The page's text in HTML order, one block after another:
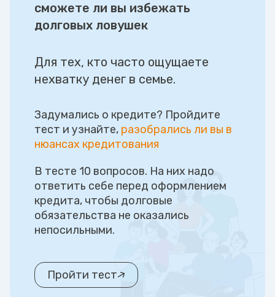
сможете ли вы избежать
долговых ловушек
Для тех, кто часто ощущаете
нехватку денег в семье.
Задумались о кредите? Пройдите
тест и узнайте, разобрались ли вы в
нюансах кредитования
В тесте 10 вопросов. На них надо
ответить себе перед оформлением
кредита, чтобы долговые
обязательства не оказались
непосильными.
Пройти тест